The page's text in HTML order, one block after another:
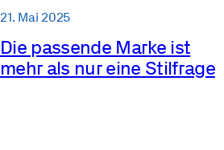
21. Mai 2025
Die passende Marke ist
mehr als nur eine Stilfrage